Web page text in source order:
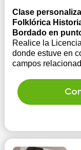
Clase
Folklórica Historia de México Artes plásticas
Bordado en
Realice la
donde estuve en
campos